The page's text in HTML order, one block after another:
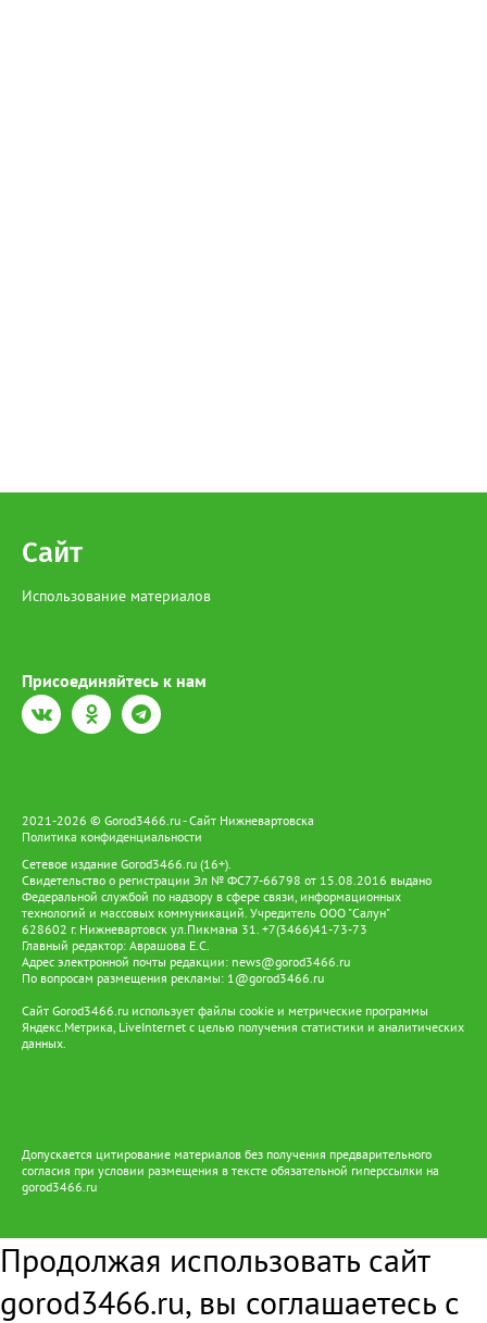
Сайт
Использование материалов
Присоединяйтесь к нам
2021-2026 © Gorod3466.ru - Сайт Нижневартовска
Политика конфиденциальности
Сетевое издание Gorod3466.ru (16+).
Свидетельство о регистрации Эл № ФС77-66798 от 15.08.2016 выдано
Федеральной службой по надзору в сфере связи, информационных
технологий и массовых коммуникаций. Учредитель ООО "Салун"
628602 г. Нижневартовск ул.Пикмана 31. +7(3466)41-73-73
Главный редактор: Аврашова Е.С.
Адрес электронной почты редакции: news@gorod3466.ru
По вопросам размещения рекламы: 1@gorod3466.ru
Сайт Gorod3466.ru использует файлы cookie и метрические программы
Яндекс.Метрика, LiveInternet с целью получения статистики и аналитических
данных.
Допускается цитирование материалов без получения предварительного
согласия при условии размещения в тексте обязательной гиперссылки на
gorod3466.ru
Продолжая использовать сайт
gorod3466.ru, вы соглашаетесь с